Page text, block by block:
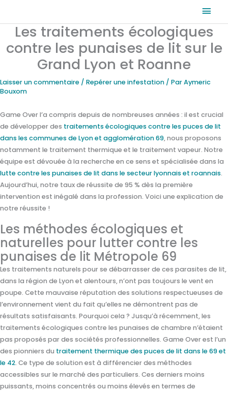
contenuLes traitements écologiques
contre les punaises de lit sur le
Grand Lyon et Roanne
Laisser un commentaire / Repérer une infestation / ParAymeric
Bouxom
Game Over l’a compris depuis de nombreuses années : il est crucial
de développer des traitements écologiques contre les puces de lit
dans les communes de Lyon et agglomération 69, nous proposons
notamment le traitement thermique et le traitement vapeur. Notre
équipe est dévouée à la recherche en ce sens et spécialisée dans la
lutte contre les punaises de lit dans le secteur lyonnais et roannais.
Aujourd’hui, notre taux de réussite de 95 % dès la première
intervention est inégalé dans la profession. Voici une explication de
notre réussite !
Les méthodes écologiques et
naturelles pour lutter contre les
punaises de lit Métropole 69
Les traitements naturels pour se débarrasser de ces parasites de lit,
dans la région de Lyon et alentours, n’ont pas toujours le vent en
poupe. Cette mauvaise réputation des solutions respectueuses de
l’environnement vient du fait qu’elles ne démontrent pas de
résultats satisfaisants. Pourquoi cela ? Jusqu’à récemment, les
traitements écologiques contre les punaises de chambre n’étaient
pas proposés par des sociétés professionnelles. Game Over est l’un
des pionniers du traitement thermique des puces de lit dans le 69 et
le 42. Ce type de solution est à différencier des méthodes
accessibles sur le marché des particuliers. Ces derniers moins
puissants, moins concentrés ou moins élevés en termes de